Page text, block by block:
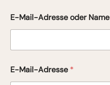
E-Mail-Adresse oder Name
E-Mail-Adresse *